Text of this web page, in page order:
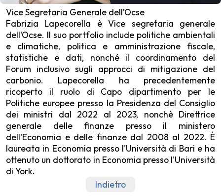
Vice Segretaria Generale dell’Ocse
Fabrizia Lapecorella è Vice segretaria generale
dell'Ocse. Il suo portfolio include politiche ambientali
e climatiche, politica e amministrazione fiscale,
statistiche e dati, nonché il coordinamento del
Forum inclusivo sugli approcci di mitigazione del
carbonio. Lapecorella ha precedentemente
ricoperto il ruolo di Capo dipartimento per le
Politiche europee presso la Presidenza del Consiglio
dei ministri dal 2022 al 2023, nonchè Direttrice
generale delle finanze presso il ministero
dell'Economia e delle finanze dal 2008 al 2022. È
laureata in Economia presso l'Università di Bari e ha
ottenuto un dottorato in Economia presso l'Università
di York.
Indietro